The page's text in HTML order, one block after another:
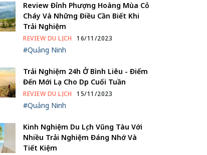
Review Đỉnh Phượng Hoàng Mùa Cỏ
Cháy Và Những Điều Cần Biết Khi
Trải Nghiệm
REVIEW DU LỊCH 16/11/2023
#Quảng Ninh
Trải Nghiệm 24h Ở Bình Liêu - Điểm
Đến Mới Lạ Cho Dịp Cuối Tuần
REVIEW DU LỊCH 15/11/2023
#Quảng Ninh
Kinh Nghiệm Du Lịch Vũng Tàu Với
Nhiều Trải Nghiệm Đáng Nhớ Và
Tiết Kiệm